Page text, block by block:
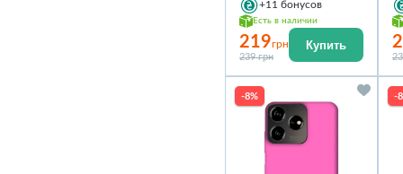
+11 бонусов
Есть в наличии
219грн
239 грн
Купить
-8% -